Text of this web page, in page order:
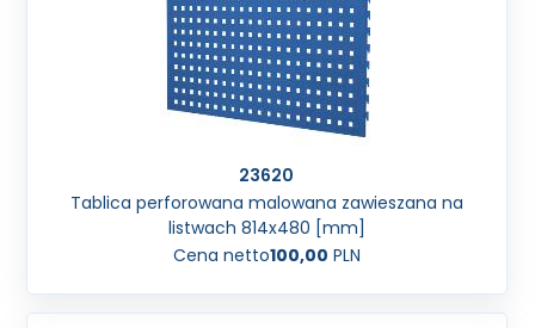
23620
Tablica perforowana malowana zawieszana na
listwach 814x480 [mm]
Cena netto100,00 PLN